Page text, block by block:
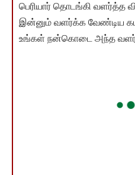
பெரியார் தொடங்கி வளர்த்த
இன்னும் வளர்க்க வேண்டிய
உங்கள் நன்கொடை அந்த